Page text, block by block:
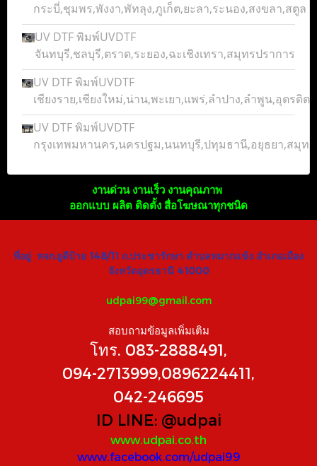
กระบี่,ชุมพร,พังงา,พัทลุง,ภูเก็ต,ยะลา,ระนอง,สงขลา,สตูล
UV DTF พิมพ์UVDTF
จันทบุรี,ชลบุรี,ตราด,ระยอง,ฉะเชิงเทรา,สมุทรปราการ
UV DTF พิมพ์UVDTF
เชียงราย,เชียงใหม่,น่าน,พะเยา,แพร่,ลำปาง,ลำพูน,อุตรดิตถ์
UV DTF พิมพ์UVDTF
กรุงเทพมหานคร,นครปฐม,นนทบุรี,ปทุมธานี,อยุธยา,สมุท
งานด่วน งานเร็ว งานคุณภาพ
ออกแบบ ผลิต ติดตั้ง สื่อโฆษณาทุกชนิด
ที่อยู่ หจก.ยูดีป้าย 148/11 ถ.ประชารักษา ตำบลหมากแข้ง อำเภอเมือง
จังหวัดอุดรธานี 41000
udpai99@gmail.com
สอบถามข้อมูลเพิ่มเติม
โทร. 083-2888491,
094-2713999,0896224411,
042-246695
ID LINE: @udpai
www.udpai.co.th
www.facebook.com/udpai99